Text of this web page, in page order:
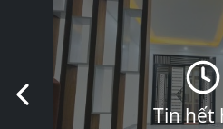
Tin hết
Slide trước